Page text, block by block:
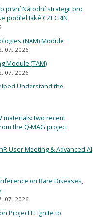
první Národní strategii pro
podílel také CZECRIN
(NAM) Module
07. 2026
Module (TAM)
07. 2026
Understand the
materials: two recent
the Q-MAG project
User Meeting & Advanced AI
on Rare Diseases,
07. 2026
Project ELIgnite to